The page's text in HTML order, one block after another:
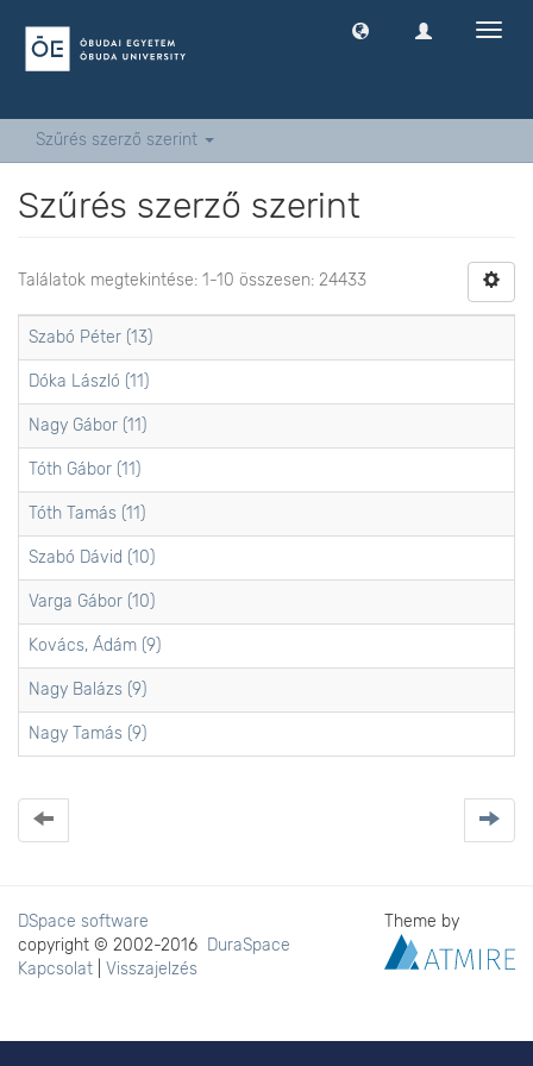
Szűrés szerző szerint
Szűrés szerző szerint
Találatok megtekintése: 1-10 összesen: 24433
Szabó Péter (13)
Dóka László (11)
Nagy Gábor (11)
Tóth Gábor (11)
Tóth Tamás (11)
Szabó Dávid (10)
Varga Gábor (10)
Kovács, Ádám (9)
Nagy Balázs (9)
Nagy Tamás (9)
DSpace software
copyright © 2002-2016 DuraSpace
Kapcsolat
Visszajelzés
Theme by